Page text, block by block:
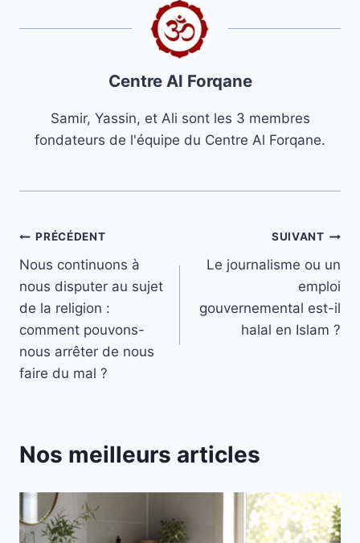
Centre Al Forqane
Samir, Yassin, et Ali sont les 3 membres
fondateurs de l'équipe du Centre Al Forqane.
Navigation
de
l’article
PRÉCÉDENT
Nous continuons à
nous disputer au sujet
de la religion :
comment pouvons-
nous arrêter de nous
faire du mal ?
SUIVANT
Le journalisme ou un
emploi
gouvernemental est-il
halal en Islam ?
Nos meilleurs articles